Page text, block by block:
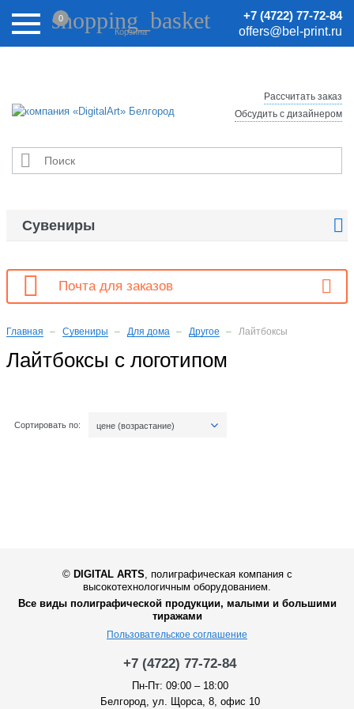
Внимание! Цены на сайте могут быть неактуальными.
Актуальные цены уточняйте у менеджеров.
+7 (4722) 77-72-84
offers@bel-print.ru
shopping_basket
Корзина
0

Рассчитать заказ
Обсудить с дизайнером
Сувениры 
 Почта для заказов
Главная Сувениры Для дома Другое Лайтбоксы
Лайтбоксы с логотипом
Сортировать по: цене (возрастание)
© DIGITAL ARTS
полиграфическая компания с
высокотехнологичным оборудованием.
Все виды полиграфической продукции, малыми и большими
тиражами
Пользовательское соглашение
+7 (4722) 77-72-84
Пн-Пт: 09:00 – 18:00
Белгород, ул. Щорса, 8, офис 10